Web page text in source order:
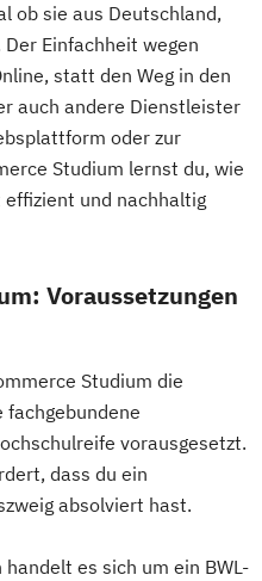
ob sie aus Deutschland,
Einfachheit wegen
statt den Weg in den
auch andere Dienstleister
oder zur
Studium lernst du, wie
und nachhaltig
Voraussetzungen
Studium die
fachgebundene
vorausgesetzt.
dass du ein
absolviert hast.
es sich um ein BWL-